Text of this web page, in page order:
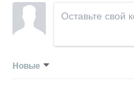
Новые